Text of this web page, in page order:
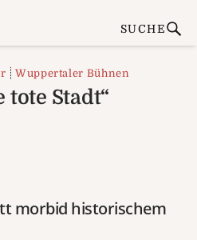
SUCHE
Wuppertaler Bühnen
tote Stadt“
morbid historischem